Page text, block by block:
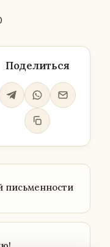
Поделиться
письменности